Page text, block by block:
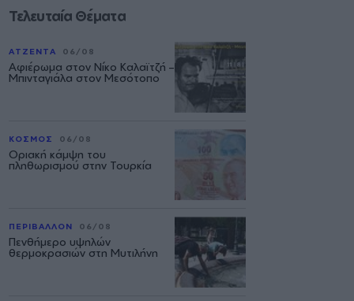
Τελευταία Θέματα
ΑΤΖΕΝΤΑ 06/08
Αφιέρωμα στον Νίκο Καλαϊτζή –
Μπινταγιάλα στον Μεσότοπο
ΚΟΣΜΟΣ 06/08
Οριακή κάμψη του
πληθωρισμού στην Τουρκία
ΠΕΡΙΒΑΛΛΟΝ 06/08
Πενθήμερο υψηλών
θερμοκρασιών στη Μυτιλήνη